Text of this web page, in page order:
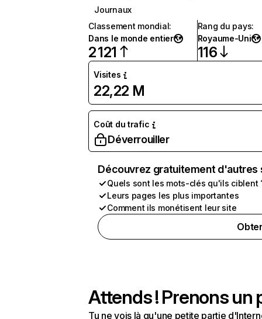
Journaux
Classement mondial:
Dans le monde entier
2 121
Rang du pays:
Royaume-Uni
116
Visites
22,22 M
Coût du trafic
Déverrouiller
Découvrez gratuitement
Quels sont les mots-clés qu'ils ciblent
Leurs pages les plus importantes
Comment ils monétisent leur site
Attends ! Prenons un
Tu ne vois là qu'une petite partie